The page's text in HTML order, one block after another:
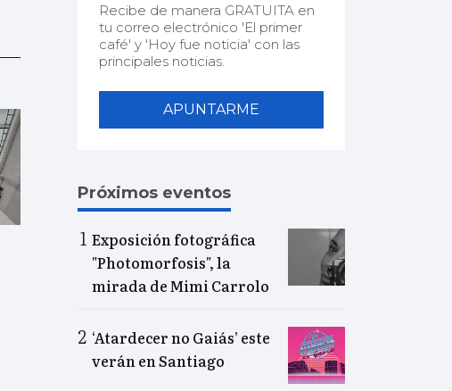
Recibe de manera GRATUITA en
tu correo electrónico 'El primer
café' y 'Hoy fue noticia' con las
principales noticias.
APUNTARME
Próximos eventos
Exposición fotográfica
"Photomorfosis", la
mirada de Mimi Carrolo
‘Atardecer no Gaiás’ este
verán en Santiago